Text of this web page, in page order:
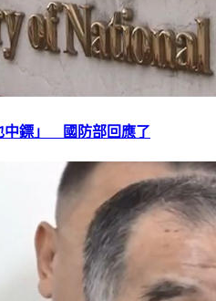
中鏢」 國防部回應了